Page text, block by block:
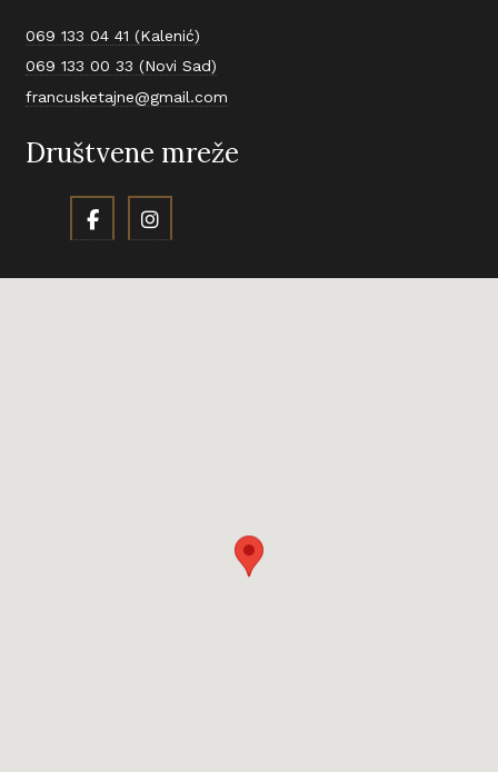
069 133 04 41 (Kalenić)
069 133 00 33 (Novi Sad)
francusketajne@gmail.com
Društvene mreže